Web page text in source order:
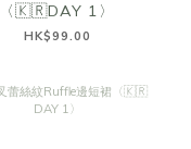
〈🇰🇷DAY 1〉
HK$99.00